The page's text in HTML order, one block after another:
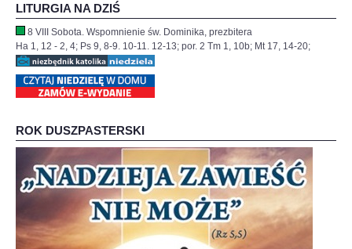
LITURGIA NA DZIŚ
8 VIII Sobota. Wspomnienie św. Dominika, prezbitera
Ha 1, 12 - 2, 4; Ps 9, 8-9. 10-11. 12-13; por. 2 Tm 1, 10b; Mt 17, 14-20;
ROK DUSZPASTERSKI